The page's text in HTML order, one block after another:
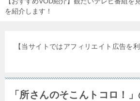
を紹介します！
【当サイトではアフィリエイト広告を
「所さんのそこんトコロ！